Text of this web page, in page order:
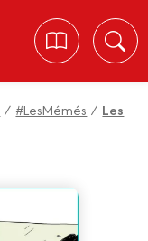
/ #LesMémés / Les